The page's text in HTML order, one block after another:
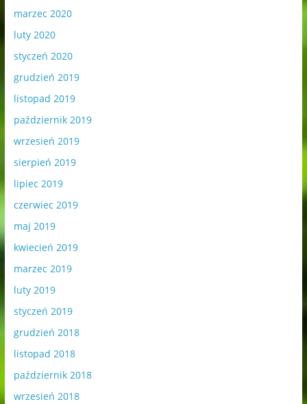
marzec 2020
luty 2020
styczeń 2020
grudzień 2019
listopad 2019
październik 2019
wrzesień 2019
sierpień 2019
lipiec 2019
czerwiec 2019
maj 2019
kwiecień 2019
marzec 2019
luty 2019
styczeń 2019
grudzień 2018
listopad 2018
październik 2018
wrzesień 2018